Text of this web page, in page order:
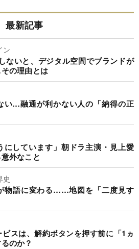
最新記事
ン
ないと、デジタル空間でブランドが
の理由とは
い…融通が利かない人の「納得の正
にしています」朝ドラ主演・見上愛
外なこと
史
物語に変わる……地図を「二度見す
スは、解約ボタンを押す前に「1ヵ
のか？